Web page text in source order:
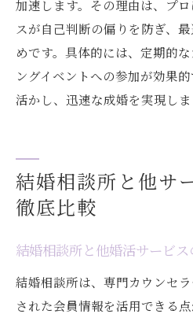
加速します。その理由は、プ
スが自己判断の偏りを防ぎ、
めです。具体的には、定期的
ングイベントへの参加が効果
活かし、迅速な成婚を実現しま
結婚相談所と他サ
徹底比較
結婚相談所と他婚活サービ
結婚相談所は、専門カウンセ
された会員情報を活用できる